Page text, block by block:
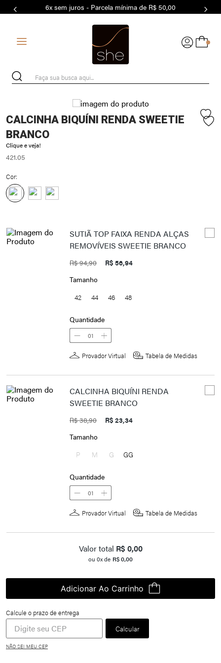
6x sem juros - Parcela mínima de R$ 50,00
0
Faça sua busca aqui...
CALCINHA BIQUÍNI RENDA SWEETIE
BRANCO
Clique e veja!
421.05
Cor:
SUTIÃ TOP FAIXA RENDA ALÇAS
REMOVÍVEIS SWEETIE BRANCO
R$ 94,90
R$ 56,94
Tamanho
42
44 46 48
Quantidade
01
Provador Virtual Tabela de Medidas
CALCINHA BIQUÍNI RENDA
SWEETIE BRANCO
R$ 38,90
R$ 23,34
Tamanho
P
M G GG
Quantidade
01
Provador Virtual Tabela de Medidas
Valor total R$ 0,00
ou 0x de R$0,00
Adicionar Ao Carrinho
NÃO SEI MEU CEP
7º MODAL